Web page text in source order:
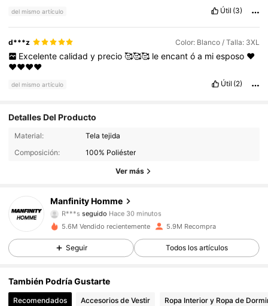
del mismo artículo Útil (3)
d***z Color: Blanco / Talla: 3XL
Excelente calidad y precio 🥰🥰🥰 le encant ó a mi esposo ❤️
❤️❤️❤️❤️
del mismo artículo Útil (2)
Detalles Del Producto
Material:
Tela tejida
Composición:
100% Poliéster
Ver más
Manfinity Homme
R***s seguido Hace 30 minutos
4.91 607K Seguidores
4.91 607K Seguidores
5.6M Vendido recientemente 5.9M Recompra
Seguir Todos los artículos
También Podría Gustarte
Recomendados Accesorios de Vestir Ropa Interior y Ropa de